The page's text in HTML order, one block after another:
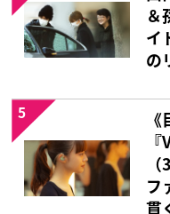
＆
イ
の
フ
貫
5